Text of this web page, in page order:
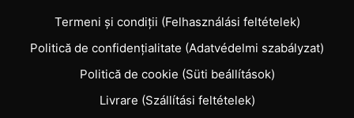
Termeni și condiții (Felhasználási feltételek)
Politică de confidențialitate (Adatvédelmi szabályzat)
Politică de cookie (Süti beállítások)
Livrare (Szállítási feltételek)